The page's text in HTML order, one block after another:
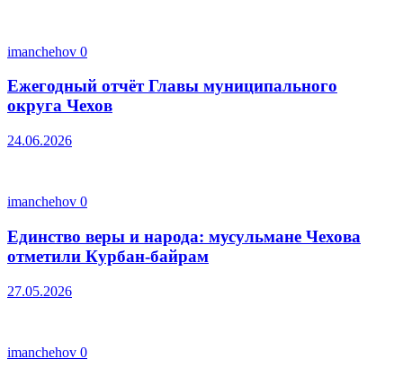
imanchehov 0
Ежегодный отчёт Главы муниципального
округа Чехов
24.06.2026
imanchehov 0
Единство веры и народа: мусульмане Чехова
отметили Курбан-байрам
27.05.2026
imanchehov 0